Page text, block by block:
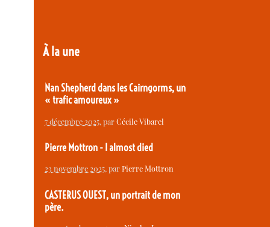
À la une
Nan Shepherd dans les Cairngorms, un
« trafic amoureux »
7 décembre 2025, parCécile Vibarel
Pierre Mottron - I almost died
23 novembre 2025, parPierre Mottron
CASTERUS OUEST, un portrait de mon
père.